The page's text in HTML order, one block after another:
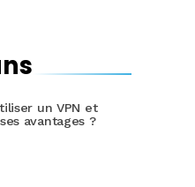
un VPN et
avantages ?